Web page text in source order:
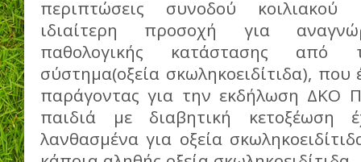
περιπτώσεις συνοδού κοιλιακού
ιδιαίτερη προσοχή για
παθολογικής κατάστασης από
σύστημα(οξεία σκωληκοειδίτιδα), που
παράγοντας για την εκδήλωση ΔΚΟ
παιδιά με διαβητική κετοξέωση
λανθασμένα για οξεία